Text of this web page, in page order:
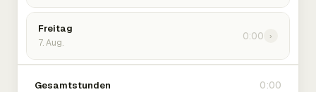
Freitag
7. Aug.
0:00 ›
Gesamtstunden 0:00